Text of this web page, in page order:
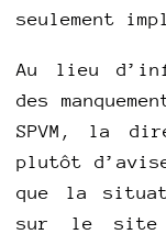
seulement
Au lieu
des
SPVM, la
plutôt
que la
sur le site